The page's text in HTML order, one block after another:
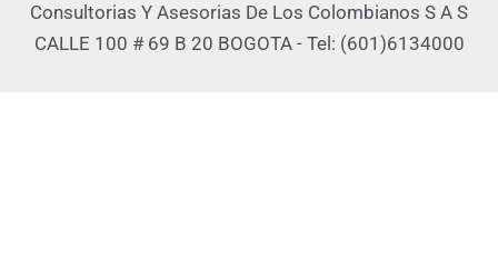
Consultorias Y Asesorias De Los Colombianos S A S
CALLE 100 # 69 B 20 BOGOTA - Tel: (601)6134000